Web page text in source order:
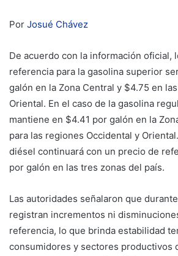
Por Josué Chávez
De acuerdo con la información oficial,
referencia para la gasolina superior
galón en la Zona Central y $4.75 en
Oriental. En el caso de la gasolina
mantiene en $4.41 por galón en la
para las regiones Occidental y
diésel continuará con un precio de
por galón en las tres zonas del país.
Las autoridades señalaron que
registran incrementos ni
referencia, lo que brinda estabilidad
consumidores y sectores productivos